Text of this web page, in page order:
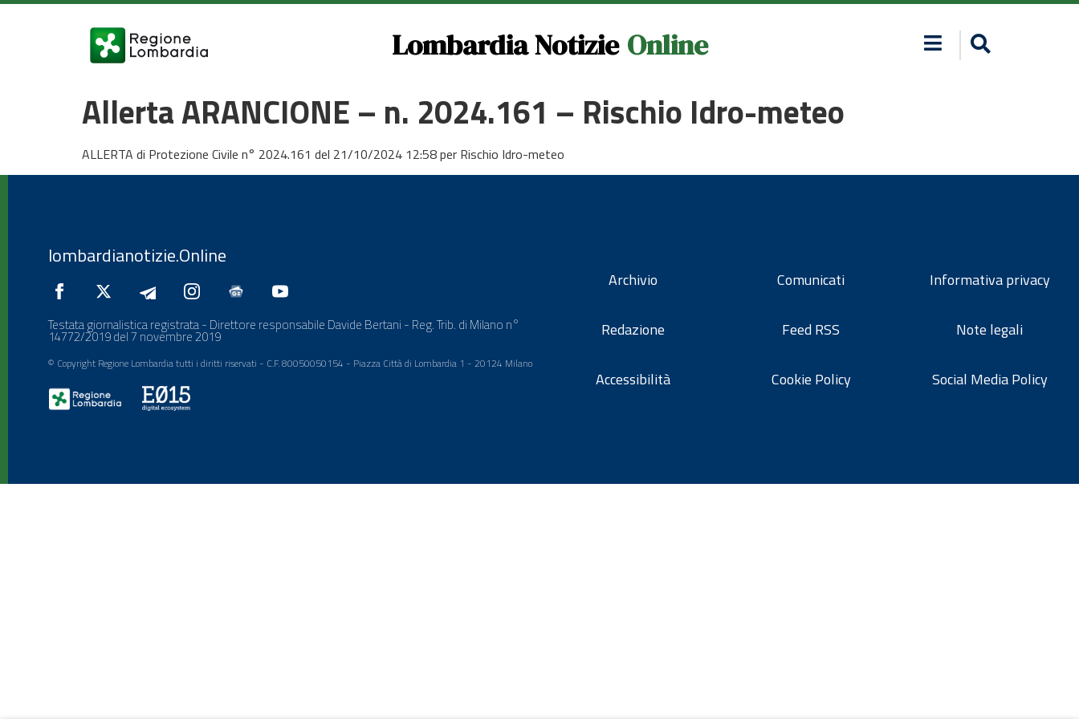
Lombardia Notizie Online
Allerta ARANCIONE – n. 2024.161 – Rischio Idro-meteo
ALLERTA di Protezione Civile n° 2024.161 del 21/10/2024 12:58 per Rischio Idro-meteo
lombardianotizie.Online
Testata giornalistica registrata - Direttore responsabile Davide Bertani - Reg. Trib. di Milano n°
14772/2019 del 7 novembre 2019
© Copyright Regione Lombardia tutti i diritti riservati - C.F. 80050050154 - Piazza Città di Lombardia 1 - 20124 Milano
Archivio
Redazione
Accessibilità
Comunicati
Feed RSS
Cookie Policy
Informativa privacy
Note legali
Social Media Policy